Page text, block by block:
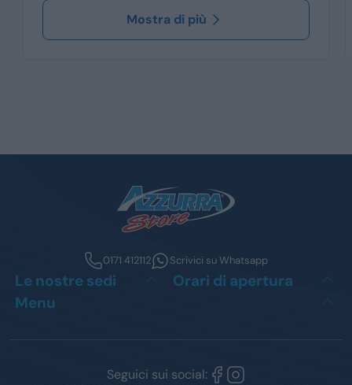
Mostra di più
0171 412112 Scrivici su Whatsapp
Le nostre sedi
Orari di apertura
Menu
Seguici sui social: